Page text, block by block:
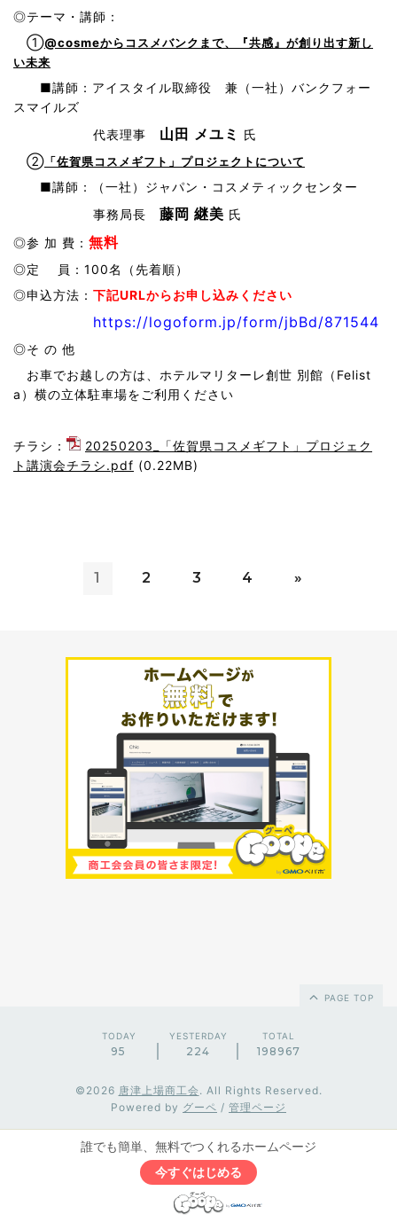
◎テーマ・講師：
①@cosmeからコスメバンクまで、『共感』が創り出す新し
い未来
■講師：アイスタイル取締役 兼（一社）バンクフォー
スマイルズ
代表理事 山田 メユミ 氏
② 「佐賀県コスメギフト」プロジェクトについて
■講師：（一社）ジャパン・コスメティックセンター
事務局長 藤岡 継美 氏
◎参 加 費： 無料
◎定 員：100名（先着順）
◎申込方法： 下記URLからお申し込みください
https://logoform.jp/form/jbBd/871544
◎そ の 他
お車でお越しの方は、ホテルマリターレ創世 別館（Felist
a）横の立体駐車場をご利用ください
チラシ：
20250203_「佐賀県コスメギフト」プロジェク
ト講演会チラシ.pdf (0.22MB)
1 2 3 4 »
PAGE TOP
TODAY
95
YESTERDAY
224
TOTAL
198967
©2026 唐津上場商工会. All Rights Reserved.
Powered by グーペ / 管理ページ
誰でも簡単、無料でつくれるホームページ
今すぐはじめる